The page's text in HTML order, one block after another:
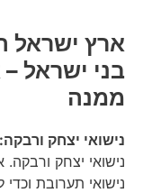
ארץ ישראל
בני ישראל –
ממנה
נישואי יצחק ורבקה:
נישואי יצחק
נישואי תערובת